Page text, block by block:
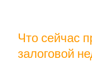
Что сейчас
залоговой